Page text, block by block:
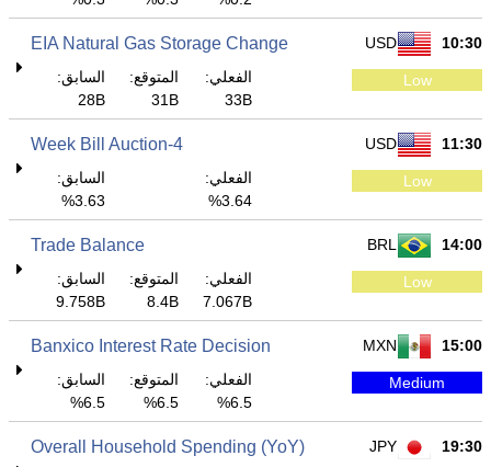
10:30
USD
EIA Natural Gas Storage Change
Low
الفعلي:
33B
المتوقع:
31B
السابق:
28B
11:30
USD
4-Week Bill Auction
Low
الفعلي:
3.64%
السابق:
3.63%
14:00
BRL
Trade Balance
Low
الفعلي:
7.067B
المتوقع:
8.4B
السابق:
9.758B
15:00
MXN
Banxico Interest Rate Decision
Medium
الفعلي:
6.5%
المتوقع:
6.5%
السابق:
6.5%
19:30
JPY
Overall Household Spending (YoY)